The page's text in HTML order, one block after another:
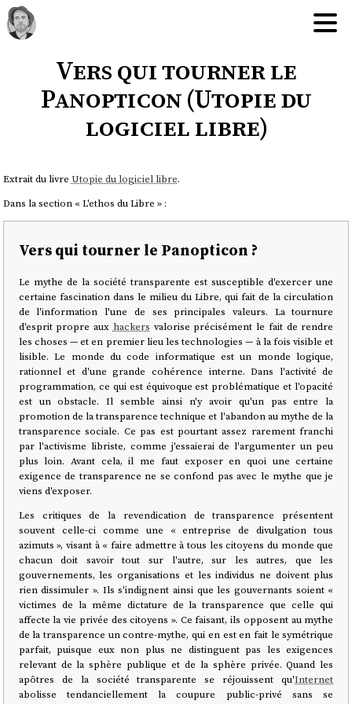
Vers qui tourner le
Panopticon (Utopie du
logiciel libre)
Extrait du livre Utopie du logiciel libre.
Dans la section « L'ethos du Libre » :
Vers qui tourner le Panopticon ?
Le mythe de la société transparente est susceptible d'exercer une
certaine fascination dans le milieu du Libre, qui fait de la circulation
de l'information l'une de ses principales valeurs. La tournure
d'esprit propre aux hackers valorise précisément le fait de rendre
les choses — et en premier lieu les technologies — à la fois visible et
lisible. Le monde du code informatique est un monde logique,
rationnel et d'une grande cohérence interne. Dans l'activité de
programmation, ce qui est équivoque est problématique et l'opacité
est un obstacle. Il semble ainsi n'y avoir qu'un pas entre la
promotion de la transparence technique et l'abandon au mythe de la
transparence sociale. Ce pas est pourtant assez rarement franchi
par l'activisme libriste, comme j'essaierai de l'argumenter un peu
plus loin. Avant cela, il me faut exposer en quoi une certaine
exigence de transparence ne se confond pas avec le mythe que je
viens d'exposer.
Les critiques de la revendication de transparence présentent
souvent celle-ci comme une « entreprise de divulgation tous
azimuts », visant à « faire admettre à tous les citoyens du monde que
chacun doit savoir tout sur l'autre, sur les autres, que les
gouvernements, les organisations et les individus ne doivent plus
rien dissimuler ». Ils s'indignent ainsi que les gouvernants soient «
victimes de la même dictature de la transparence que celle qui
affecte la vie privée des citoyens ». Ce faisant, ils opposent au mythe
de la transparence un contre-mythe, qui en est en fait le symétrique
parfait, puisque eux non plus ne distinguent pas les exigences
relevant de la sphère publique et de la sphère privée. Quand les
apôtres de la société transparente se réjouissent qu'Internet
abolisse tendanciellement la coupure public-privé sans se